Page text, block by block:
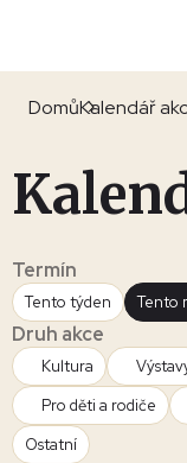
DomůKalendář
Termín
Tento týden Tento
Druh akce
Kultura
Pro děti a rodiče
Ostatní